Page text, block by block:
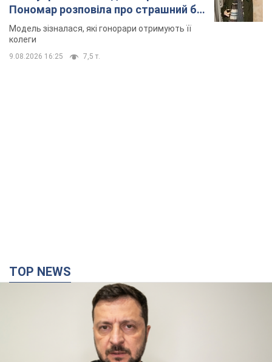
Пономар розповіла про страшний бік
модельної кар’єри
Модель зізналася, які гонорари отримують її
колеги
9.08.2026 16:25 7,5 т.
TOP NEWS